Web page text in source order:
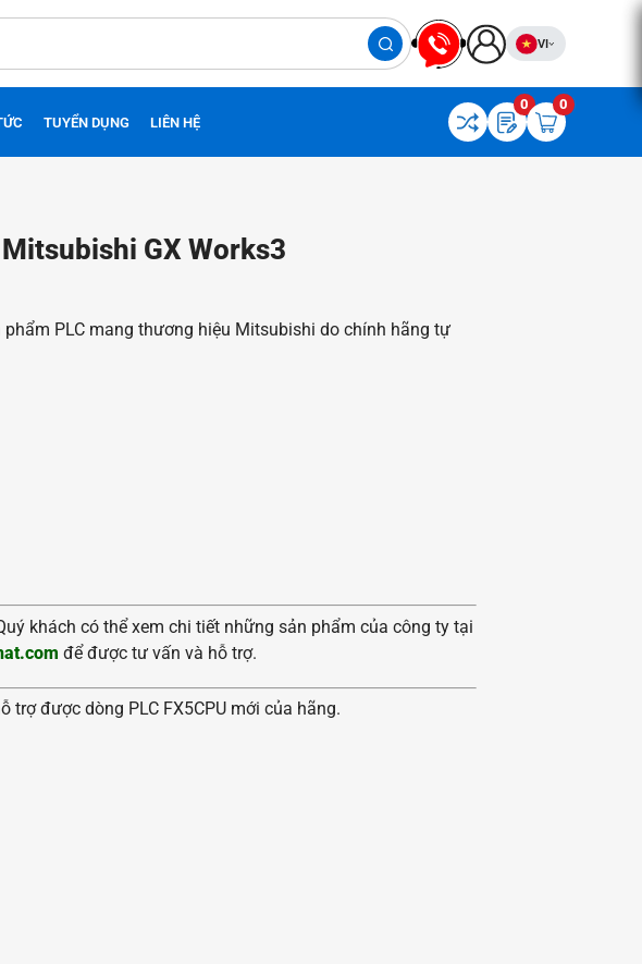
VI
TUYỂN DỤNG LIÊN HỆ
0 0
GX Works3
PLC mang thương hiệu Mitsubishi do chính hãng tự
khách có thể xem chi tiết những sản phẩm của công ty tại
để được tư vấn và hỗ trợ.
trợ được dòng PLC FX5CPU mới của hãng.